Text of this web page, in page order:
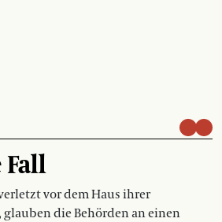
vor dem Haus ihrer
die Behörden an einen